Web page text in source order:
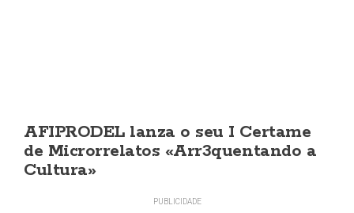
AFIPRODEL lanza o seu I Certame
de Microrrelatos «Arr3quentando a
Cultura»